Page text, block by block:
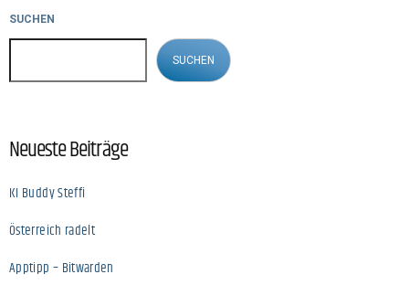
SUCHEN
SUCHEN
Neueste Beiträge
KI Buddy Steffi
Österreich radelt
Apptipp – Bitwarden